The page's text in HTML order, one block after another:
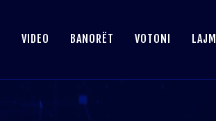
VIDEO BANORËT VOTONI